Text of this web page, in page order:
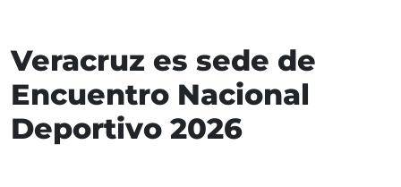
Veracruz es sede de
Encuentro Nacional
Deportivo 2026